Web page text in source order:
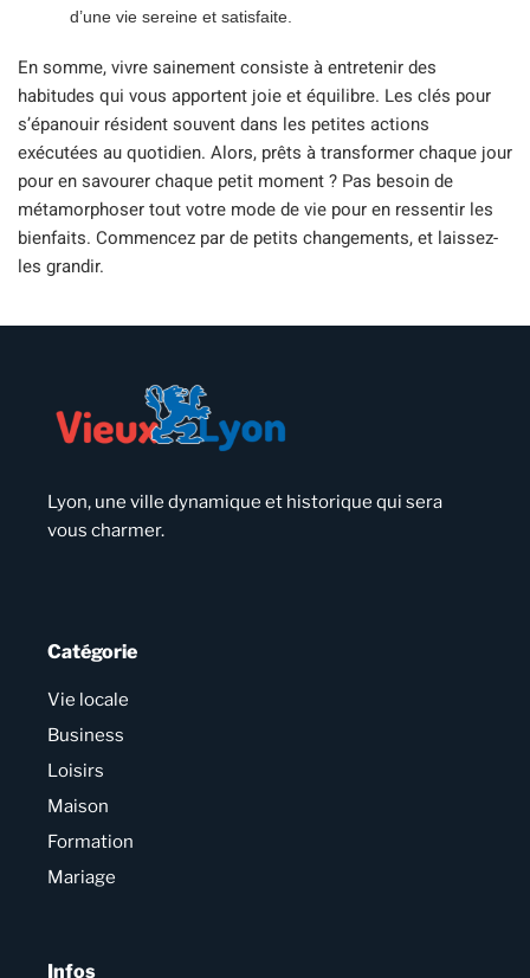
d’une vie sereine et satisfaite.
En somme, vivre sainement consiste à entretenir des
habitudes qui vous apportent joie et équilibre. Les clés pour
s’épanouir résident souvent dans les petites actions
exécutées au quotidien. Alors, prêts à transformer chaque jour
pour en savourer chaque petit moment ? Pas besoin de
métamorphoser tout votre mode de vie pour en ressentir les
bienfaits. Commencez par de petits changements, et laissez-
les grandir.
Lyon, une ville dynamique et historique qui sera
vous charmer.
Catégorie
Vie locale
Business
Loisirs
Maison
Formation
Mariage
Infos